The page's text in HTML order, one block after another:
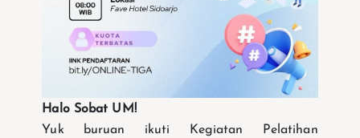
Halo Sobat UM!
Yuk buruan ikuti Kegiatan Pelatihan